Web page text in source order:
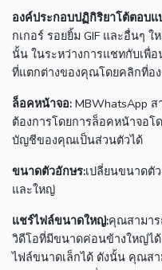
องค์ประกอบปฏิกิริยาโต้ตอบแ
กเกอร์ รอยยิ้ม GIF และอื่นๆ
นั้น ในระหว่างการแชทกับเ
ที่แตกต่างของคุณโดยคลิกที่อ
ล็อคหน้าจอ: MBWhatsApp
ต้องการโดยการล็อคหน้าจอโ
บัญชีของคุณเป็นส่วนตัวได้
ขนาดตัวอักษร:เปลี่ยนขนาดตั
และใหญ่
แชร์ไฟล์ขนาดใหญ่:คุณสามาร
วิดีโอที่มีขนาดค่อนข้างใหญ่ได้
ไฟล์ขนาดเล็กได้ ดังนั้น คุณสา